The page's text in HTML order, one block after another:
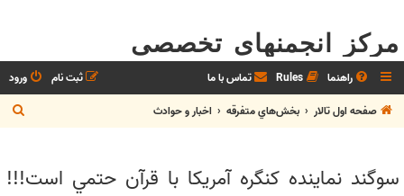
مرکز انجمنهای تخصصی
راهنما Rules تماس با ما ورود
ثبت نام
صفحه اول تالار
بخش‌‌هاي متفرقه اخبار و حوادث
س
جسوگند نماينده كنگره آمريكا با قرآن حتمي است!!!